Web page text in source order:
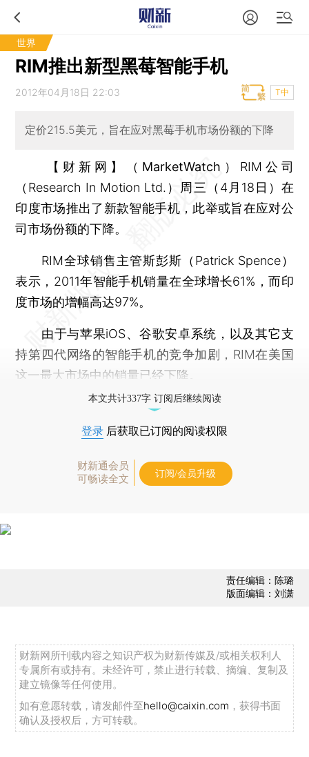
世界
RIM推出新型黑莓智能手机
2012年04月18日 22:03 T中
定价215.5美元，旨在应对黑莓手机市场份额的下降
【财新网】（MarketWatch） RIM公司
（Research In Motion Ltd.）周三（4月18日）在
印度市场推出了新款智能手机，此举或旨在应对公
司市场份额的下降。
RIM全球销售主管斯彭斯（Patrick Spence）
表示，2011年智能手机销量在全球增长61%，而印
度市场的增幅高达97%。
由于与苹果iOS、谷歌安卓系统，以及其它支
持第四代网络的智能手机的竞争加剧，RIM在美国
这一最大市场中的销量已经下降。
本文共计337字 订阅后继续阅读
登录 后获取已订阅的阅读权限
财新通会员
可畅读全文
订阅/会员升级
责任编辑：陈璐
版面编辑：刘潇
财新网所刊载内容之知识产权为财新传媒及/或相关权利人
专属所有或持有。未经许可，禁止进行转载、摘编、复制及
建立镜像等任何使用。
如有意愿转载，请发邮件至hello@caixin.com ，获得书面
确认及授权后，方可转载。